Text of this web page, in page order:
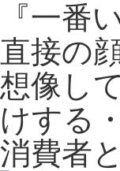
『一番
直接の
想像し
けする
消費者